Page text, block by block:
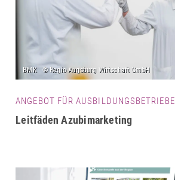
ANGEBOT FÜR AUSBILDUNGSBETRIEBE
Leitfäden Azubimarketing